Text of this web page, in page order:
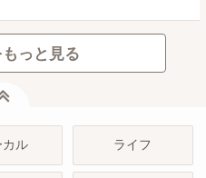
っと見る
カル ライフ